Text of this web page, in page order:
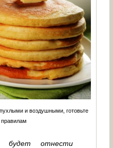
и воздушными, готовьте
правилам
будет отнести